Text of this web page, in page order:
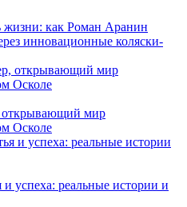
жизни: как Роман Аранин
инновационные коляски-
открывающий мир
Осколе
и успеха: реальные истории и